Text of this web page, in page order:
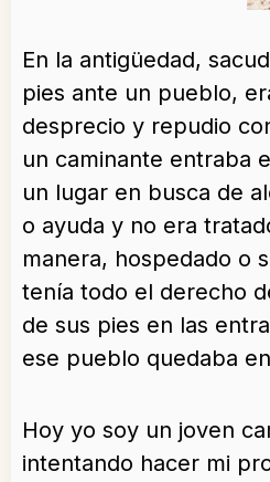
En la antigüedad,
pies ante un pueblo,
desprecio y repudio
un caminante entraba
un lugar en busca de
o ayuda y no era
manera, hospedado o
tenía todo el derecho
de sus pies en las
ese pueblo quedaba
Hoy yo soy un joven
intentando hacer mi